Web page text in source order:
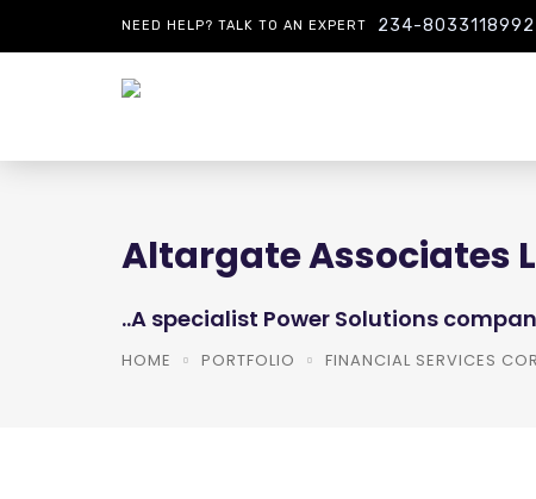
NEED HELP? TALK TO AN EXPERT 234-8033118992
Altargate Associates
..A specialist Power Solutions
HOME PORTFOLIO FINANCIAL SERVICES